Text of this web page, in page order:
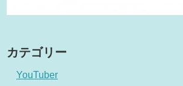
カテゴリー
YouTuber